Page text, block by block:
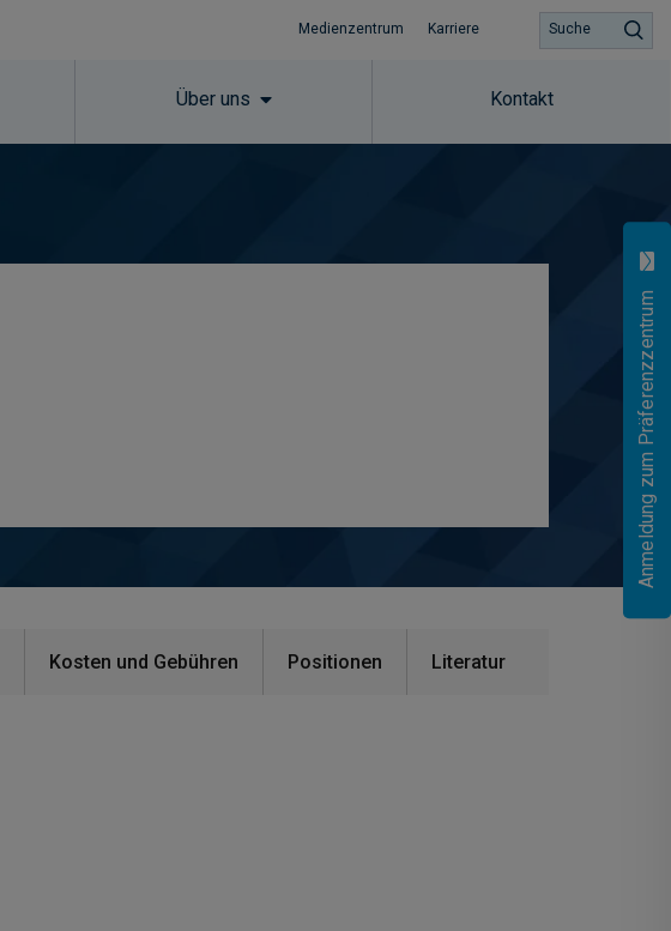
Medienzentrum Karriere
Über uns Kontakt
Suche
Kosten und Gebühren Positionen Literatur
Anmeldung zum Präferenzzentrum